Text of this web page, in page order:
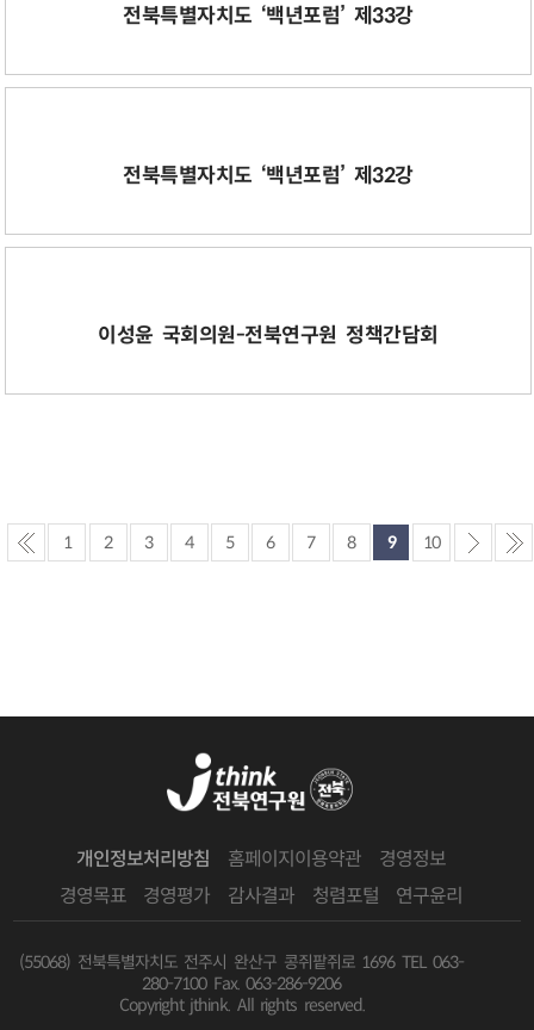
전북특별자치도 ‘백년포럼’ 제33강
전북특별자치도 ‘백년포럼’ 제32강
이성윤 국회의원-전북연구원 정책간담회
1 2 3 4 5 6 7 8 9 10
개인정보처리방침 홈페이지이용약관
경영정보
경영목표
경영평가 감사결과 청렴포털 연구윤리
(55068) 전북특별자치도 전주시 완산구 콩쥐팥쥐로 1696 TEL 063-
280-7100 Fax. 063-286-9206
Copyright jthink. All rights reserved.